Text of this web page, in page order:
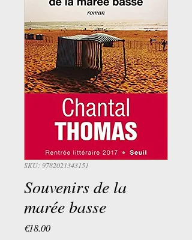
SKU: 9782021343151
Souvenirs de la
marée basse
€18.00Price